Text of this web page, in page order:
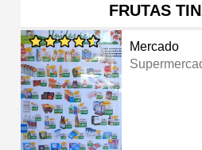
FRUTAS
Mercado